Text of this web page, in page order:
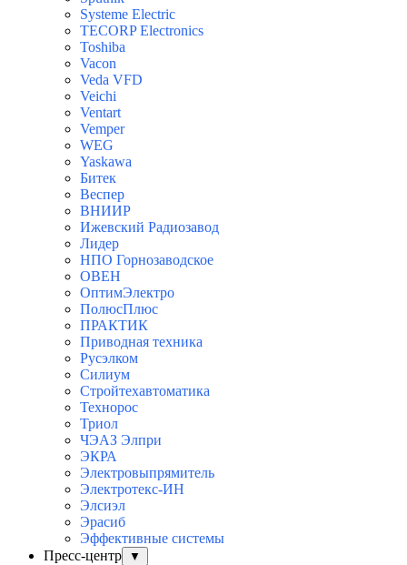
Systeme Electric
TECORP Electronics
Toshiba
Vacon
Veda VFD
Veichi
Ventart
Vemper
WEG
Yaskawa
Битек
Веспер
ВНИИР
Ижевский Радиозавод
Лидер
НПО Горнозаводское
ОВЕН
ОптимЭлектро
ПолюсПлюс
ПРАКТИК
Приводная техника
Русэлком
Силиум
Стройтехавтоматика
Технорос
Триол
ЧЭАЗ Элпри
ЭКРА
Электровыпрямитель
Электротекс-ИН
Элсиэл
Эрасиб
Эффективные системы
Пресс-центр
▼